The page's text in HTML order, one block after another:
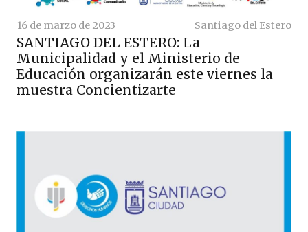
16 de marzo de 2023 Santiago del Estero
SANTIAGO DEL ESTERO: La
Municipalidad y el Ministerio de
Educación organizarán este viernes la
muestra Concientizarte